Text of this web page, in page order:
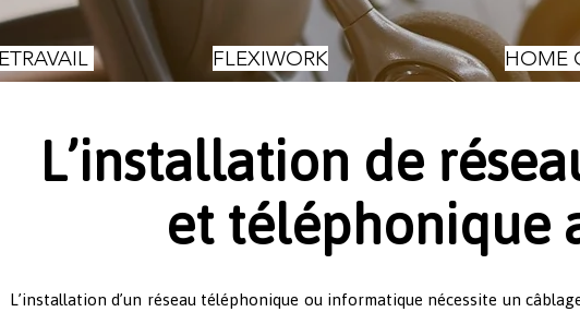
FLEXIWORK HOME
L’installation de
et téléphonique
L’installation d’un réseau téléphonique ou informatique nécessite un